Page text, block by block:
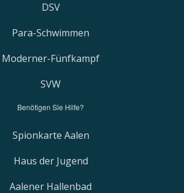
DSV
Para-Schwimmen
Moderner-Fünfkampf
SVW
Benötigen Sie Hilfe?
Spionkarte Aalen
Haus der Jugend
Aalener Hallenbad